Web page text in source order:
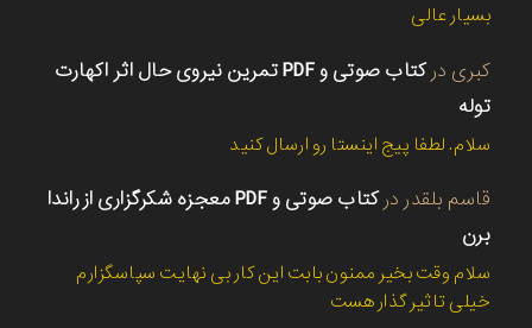
بسیار عالی
کبری در
کتاب صوتی و PDF تمرین نیروی حال اثر اکهارت
توله
سلام. لطفا پیج اینستا رو ارسال کنید
قاسم بلقدر در
کتاب صوتی و PDF معجزه شکرگزاری از راندا
برن
سلام وقت بخیر ممنون بابت این کار بی نهایت سپاسگزارم
خیلی تاثیر گذار هست